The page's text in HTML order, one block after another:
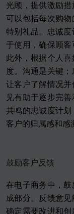
光顾，提供激励
可以包括每次购
特别礼品。忠诚
于使用，确保顾客
此外，根据个人
度。沟通是关键
让客户了解情况
见有助于逐步完
共鸣的忠诚度计
客户的归属感和感
鼓励客户反馈
在电子商务中，
成部分。反馈意
确定需要改进和